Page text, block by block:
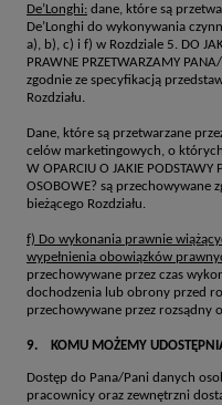
De’Longhi: dane, które są
De’Longhi do wykonywania
a), b), c) i f) w Rozdziale 5. DO
PRAWNE PRZETWARZAMY
zgodnie ze specyfikacją
Rozdziału.
Dane, które są przetwarzane
celów marketingowych, o których
W OPARCIU O JAKIE PODSTAWY
OSOBOWE? są przechowywane
bieżącego Rozdziału.
f) Do wykonania prawnie
wypełnienia obowiązków
przechowywane przez czas
dochodzenia lub obrony przed
przechowywane przez rozsądny
9. KOMU MOŻEMY
Dostęp do Pana/Pani danych
pracownicy oraz zewnętrzni